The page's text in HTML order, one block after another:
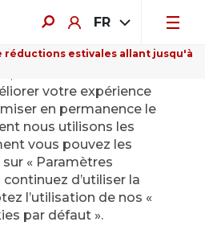
FR
réductions estivales allant jusqu'à
presse
nous utilisons des
votre expérience
en permanence le
nous utilisons les
vous pouvez les
« Paramètres
continuez d’utiliser la
l’utilisation de nos «
par défaut ».